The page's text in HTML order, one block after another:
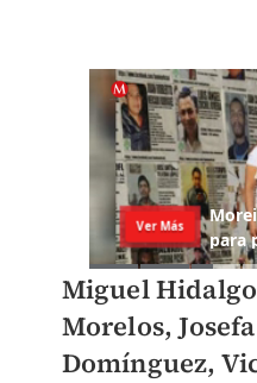
Miguel
Morelos,
Domínguez,